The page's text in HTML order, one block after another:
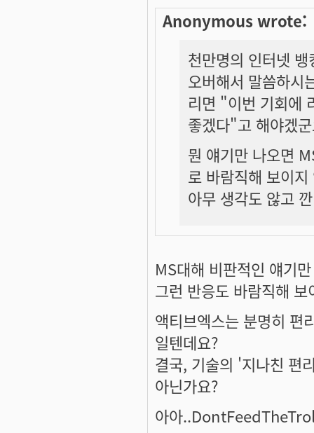
Anonymous wrote:
천만명의 인터넷
오버해서 말씀하시
리면 "이번 기회에
좋겠다"고 해야겠
뭔 얘기만 나오면
로 바람직해 보이
아무 생각도 않고
MS대해 비판적인 얘기
그런 반응도 바람직해
액티브엑스는 분명히 편
일텐데요?
결국, 기술의 '지나친 편
아닌가요?
아아